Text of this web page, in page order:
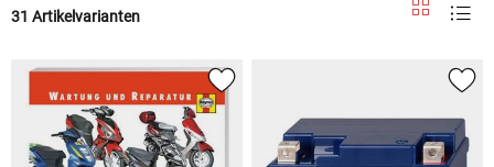
31 Artikelvarianten